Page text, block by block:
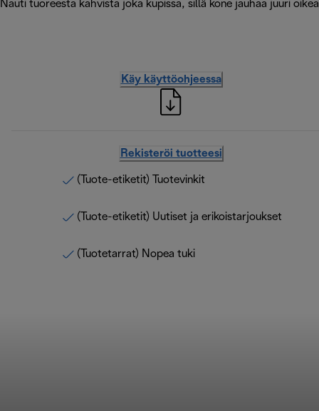
Nauti tuoreesta kahvista joka kupissa, sillä kone jauhaa juuri
Käy käyttöohjeessa
Rekisteröi tuotteesi
(Tuote-etiketit) Tuotevinkit
(Tuote-etiketit) Uutiset ja erikoistarjoukset
(Tuotetarrat) Nopea tuki